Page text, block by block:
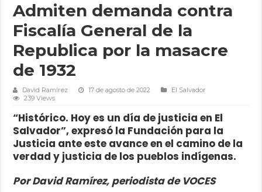
Admiten demanda contra
Fiscalía General de la
Republica por la masacre
de 1932
David Ramírez 17 de agosto de 2022
El Salvador
239 Views
“Histórico. Hoy es un día de justicia en El
Salvador”, expresó la Fundación para la
Justicia ante este avance en el camino de la
verdad y justicia de los pueblos indígenas.
Por David Ramírez, periodista de VOCES